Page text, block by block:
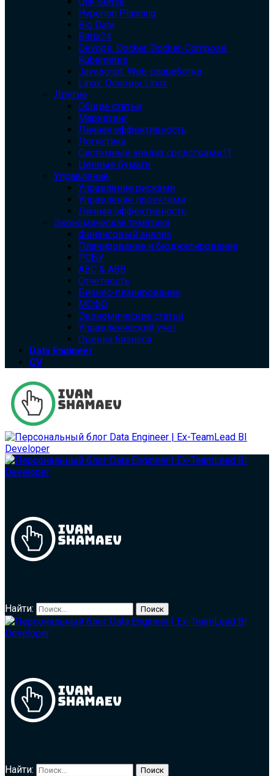
Hyperion Planning
Big Data
Bitrix24
Devops. Docker. Docker-Compose.
Kubernetes
Javascript. Web-разработка
Linux. Основы Linux
Другие
Общие статьи
Маркетинг
Личная эффективность
Логистика
Системный анализ средствами IT
Ценные бумаги
Управление
Управление рисками
Управление проектами
Личная эффективность
Экономическая тематика
Финансовый анализ
Планирование и бюджетирование
РСБУ
ABC & ABB
Отчетность
Бизнес-планирование
МСФО
Экономические статьи
Управленческий учет
Оценка бизнеса
Data Engineer
CV
Найти:
Найти: